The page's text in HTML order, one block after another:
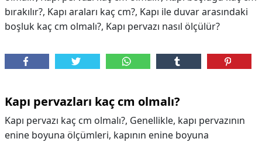
bırakılır?, Kapı araları kaç cm?, Kapı ile duvar arasındaki
boşluk kaç cm olmalı?, Kapı pervazı nasıl ölçülür?
Kapı pervazları kaç cm olmalı?
Kapı pervazı kaç cm olmalı?, Genellikle, kapı pervazının
enine boyuna ölçümleri, kapının enine boyuna